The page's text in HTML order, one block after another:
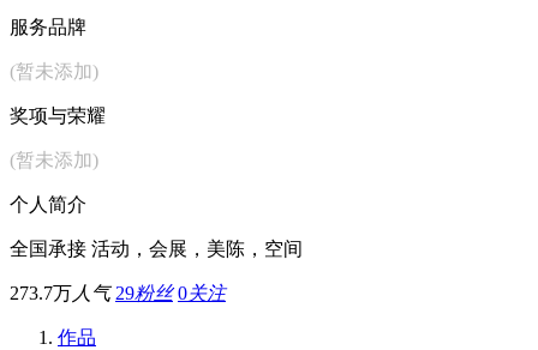
服务品牌
(暂未添加)
奖项与荣耀
(暂未添加)
个人简介
全国承接 活动，会展，美陈，空间
273.7万 人气 29粉丝 0关注
作品